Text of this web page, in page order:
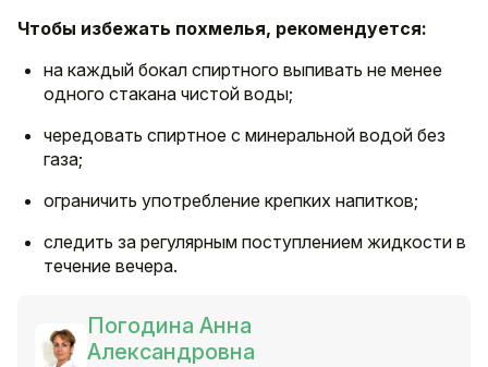
Чтобы избежать похмелья, рекомендуется:
на каждый бокал спиртного выпивать не менее
одного стакана чистой воды;
чередовать спиртное с минеральной водой без
газа;
ограничить употребление крепких напитков;
следить за регулярным поступлением жидкости в
течение вечера.
Погодина Анна
Александровна